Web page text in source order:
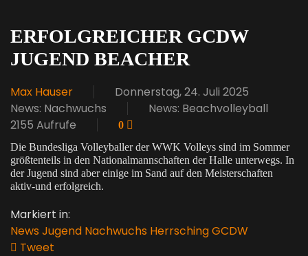
ERFOLGREICHER GCDW
JUGEND BEACHER
Max Hauser
Donnerstag, 24. Juli 2025
News: Nachwuchs
News: Beachvolleyball
2155 Aufrufe
0
Die Bundesliga Volleyballer der WWK Volleys sind im Sommer
größtenteils in den Nationalmannschaften der Halle unterwegs. In
der Jugend sind aber einige im Sand auf den Meisterschaften
aktiv-und erfolgreich.
Markiert in:
News Jugend Nachwuchs HerrschingGCDW
Tweet